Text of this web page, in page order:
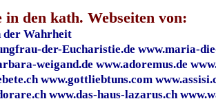
in den kath. Webseiten von:
der Wahrheit
der-Eucharistie.de www.maria-
weigand.de www.adoremus.de
www.gottliebtuns.com
www.das-haus-lazarus.ch